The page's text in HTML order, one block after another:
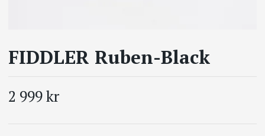
FIDDLER Ruben-Black
2 999 kr